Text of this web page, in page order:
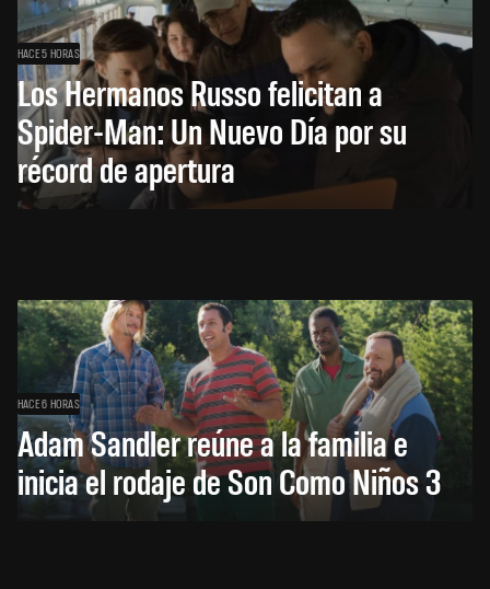
HACE 5 HORAS
Los Hermanos Russo felicitan a
Spider-Man: Un Nuevo Día por su
récord de apertura
HACE 6 HORAS
Adam Sandler reúne a la familia e
inicia el rodaje de Son Como Niños 3